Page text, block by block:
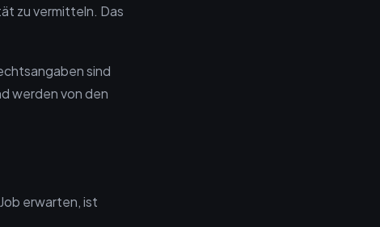
zu vermitteln. Das
sind
werden von den
erwarten, ist